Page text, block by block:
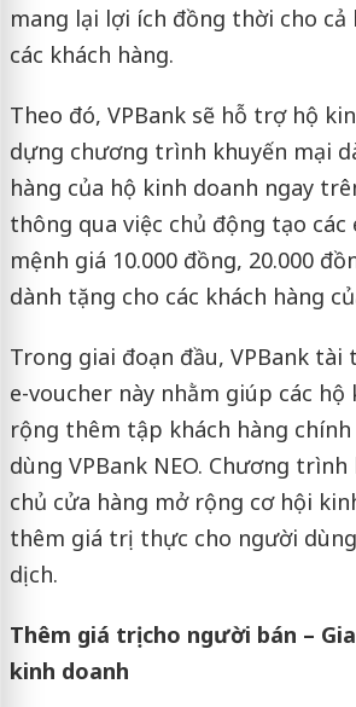
mang lại lợi ích đồng thời cho cả
các khách hàng.
Theo đó, VPBank sẽ hỗ trợ hộ
dựng chương trình khuyến mại
hàng của hộ kinh doanh ngay
thông qua việc chủ động tạo các
mệnh giá 10.000 đồng, 20.000
dành tặng cho các khách hàng
Trong giai đoạn đầu, VPBank tài
e-voucher này nhằm giúp các
rộng thêm tập khách hàng
dùng VPBank NEO. Chương
chủ cửa hàng mở rộng cơ hội
thêm giá trị thực cho người
dịch.
Thêm giá trị cho người bán –
kinh doanh